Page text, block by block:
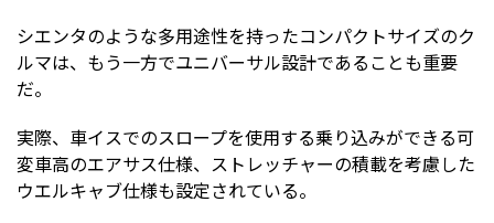
シエンタのような多用途性を持ったコンパクトサイズのク
ルマは、もう一方でユニバーサル設計であることも重要
だ。
実際、車イスでのスロープを使用する乗り込みができる可
変車高のエアサス仕様、ストレッチャーの積載を考慮した
ウエルキャブ仕様も設定されている。